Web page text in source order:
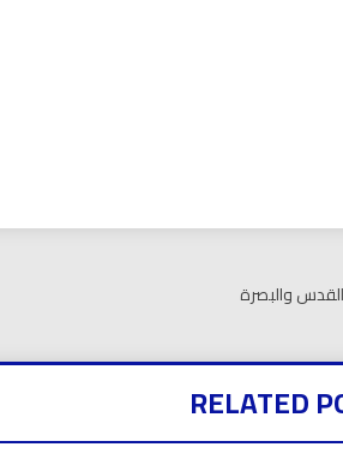
والبصرة
RELATED